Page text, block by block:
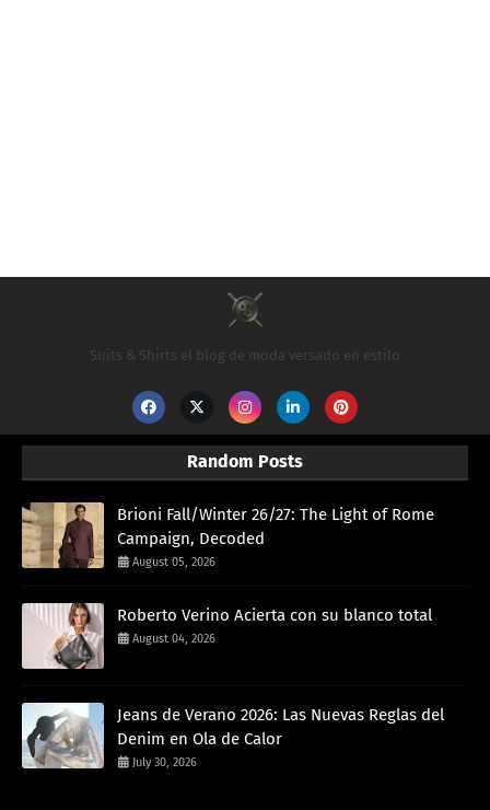
Suits & Shirts el blog de moda versado en estilo
Random Posts
Brioni Fall/Winter 26/27: The Light of Rome
Campaign, Decoded
August 05, 2026
Roberto Verino Acierta con su blanco total
August 04, 2026
Jeans de Verano 2026: Las Nuevas Reglas del
Denim en Ola de Calor
July 30, 2026